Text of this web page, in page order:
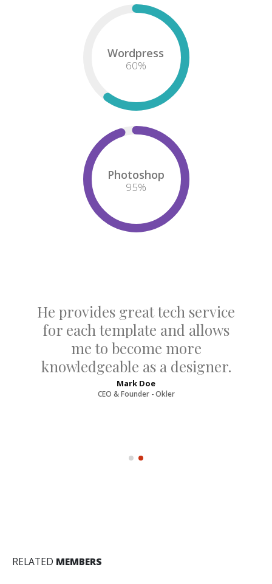
Wordpress
60%
Photoshop
95%
He provides great tech service
for each template and allows
me to become more
knowledgeable as a designer.
Mark Doe
CEO & Founder - Okler
RELATED MEMBERS